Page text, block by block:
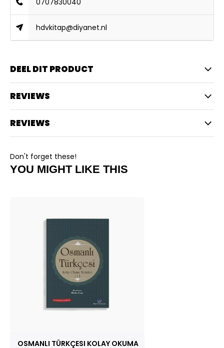
0707830040
hdvkitap@diyanet.nl
DEEL DIT PRODUCT
REVIEWS
REVIEWS
Don't forget these!
YOU MIGHT LIKE THIS
OSMANLI TÜRKÇESI KOLAY OKUMA